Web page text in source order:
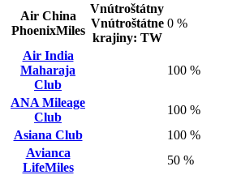
Air China
PhoenixMiles
Vnútroštátny
Vnútroštátne
krajiny: TW
0 %
Air India
Maharaja
Club
100 %
ANA Mileage
Club
100 %
Asiana Club
100 %
Avianca
LifeMiles
50 %